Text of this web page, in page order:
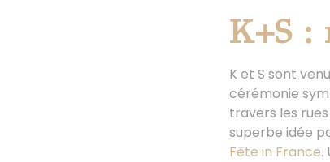
K+S :
K et S sont
cérémonie
travers les
superbe idée
Fête in France.